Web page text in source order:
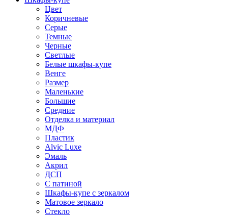
Цвет
Коричневые
Серые
Темные
Черные
Светлые
Белые шкафы-купе
Венге
Размер
Маленькие
Большие
Средние
Отделка и материал
МДФ
Пластик
Alvic Luxe
Эмаль
Акрил
ДСП
С патиной
Шкафы-купе с зеркалом
Матовое зеркало
Стекло